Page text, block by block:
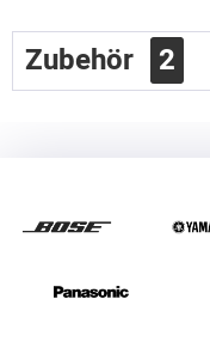
Zubehör 2